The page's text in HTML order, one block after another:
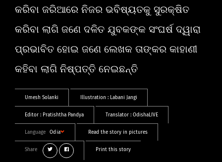
କରିବା ଜରିଆରେ ନିଜର ଭବିଷ୍ୟତକୁ ସୁରକ୍ଷିତ
କରିବା ଲାଗି ଜଣେ ଦଳିତ ଯୁବକଙ୍କ ସଂଘର୍ଷ ଦ୍ୱାରା
ପ୍ରଭାବିତ ହୋଇ ଜଣେ ଲେଖକ ତାଙ୍କର କାହାଣୀ
କହିବା ଲାଗି ନିଷ୍ପତ୍ତି ନେଇଛନ୍ତି
Umesh Solanki Illustration : Labani Jangi
Editor : Pratishtha Pandya Translator : OdishaLIVE
Language Odia Read the story in pictures
Share Print this story